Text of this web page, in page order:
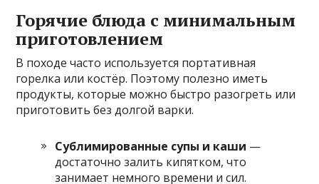
Горячие блюда с минимальным
приготовлением
В походе часто используется портативная
горелка или костёр. Поэтому полезно иметь
продукты, которые можно быстро разогреть или
приготовить без долгой варки.
Сублимированные супы и каши —
достаточно залить кипятком, что
занимает немного времени и сил.